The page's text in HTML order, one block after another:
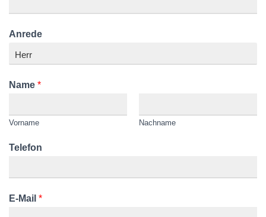
Anrede
Name *
Vorname Nachname
Telefon
E-Mail *